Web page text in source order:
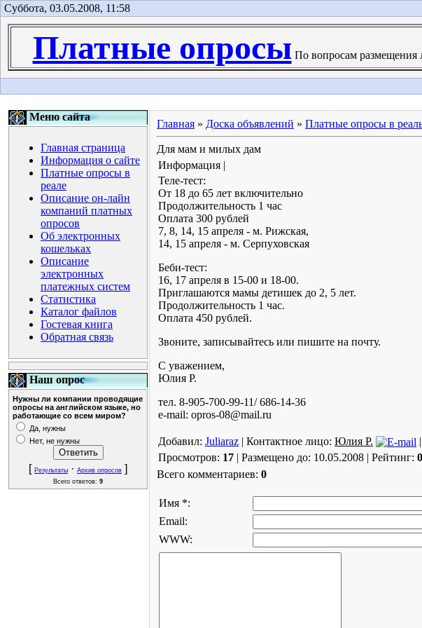
Суббота, 03.05.2008, 11:58
Платные опросыПо вопросам размещения
Меню сайта
Главная страница
Информация о сайте
Платные опросы в
реале
Описание он-лайн
компаний платных
опросов
Об электронных
кошельках
Описание
электронных
платежных систем
Статистика
Каталог файлов
Гостевая книга
Обратная связь
Наш опрос
Нужны ли компании проводящие
опросы на английском языке, но
работающие со всем миром?
Да, нужны
Нет, не нужны
[ Результаты · Архив опросов ]
Всего ответов: 9
Главная » Доска объявлений » Платные опросы в
Для мам и милых дам
Информация |
Теле-тест:
От 18 до 65 лет включительно
Продолжительность 1 час
Оплата 300 рублей
7, 8, 14, 15 апреля - м. Рижская,
14, 15 апреля - м. Серпуховская
Беби-тест:
16, 17 апреля в 15-00 и 18-00.
Приглашаются мамы детишек до 2, 5 лет.
Продолжительность 1 час.
Оплата 450 рублей.
Звоните, записывайтесь или пишите на почту.
С уважением,
Юлия Р.
тел. 8-905-700-99-11/ 686-14-36
e-mail: opros-08@mail.ru
Добавил: Juliaraz | Контактное лицо: Юлия Р.
Просмотров: 17 | Размещено до: 10.05.2008 | Рейтинг:
Всего комментариев: 0
Имя *:
Email:
WWW: